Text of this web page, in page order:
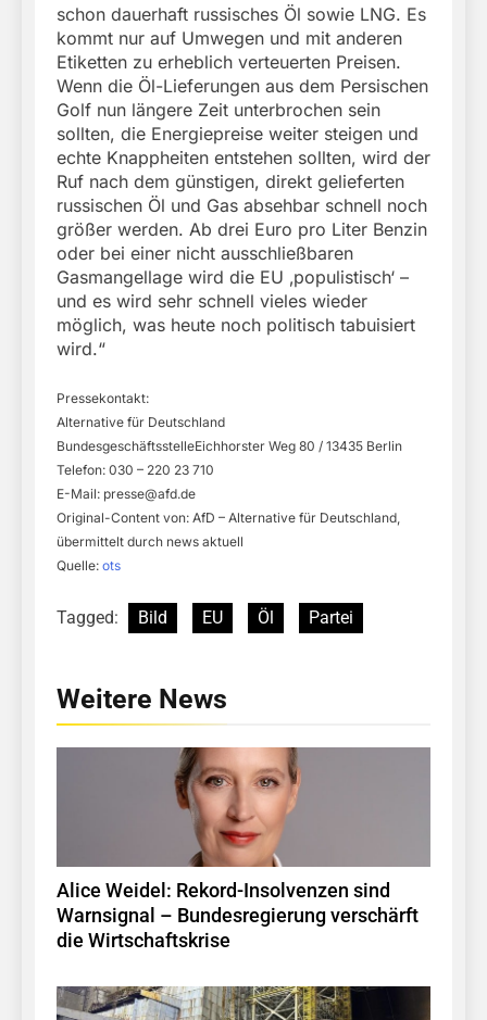
schon dauerhaft russisches Öl sowie LNG. Es
kommt nur auf Umwegen und mit anderen
Etiketten zu erheblich verteuerten Preisen.
Wenn die Öl-Lieferungen aus dem Persischen
Golf nun längere Zeit unterbrochen sein
sollten, die Energiepreise weiter steigen und
echte Knappheiten entstehen sollten, wird der
Ruf nach dem günstigen, direkt gelieferten
russischen Öl und Gas absehbar schnell noch
größer werden. Ab drei Euro pro Liter Benzin
oder bei einer nicht ausschließbaren
Gasmangellage wird die EU ‚populistisch‘ –
und es wird sehr schnell vieles wieder
möglich, was heute noch politisch tabuisiert
wird.“
Pressekontakt:
Alternative für Deutschland
BundesgeschäftsstelleEichhorster Weg 80 / 13435 Berlin
Telefon: 030 – 220 23 710
E-Mail: presse@afd.de
Original-Content von: AfD – Alternative für Deutschland,
übermittelt durch news aktuell
Quelle: ots
Tagged: Bild EU Öl Partei
Weitere News
Alice Weidel: Rekord-Insolvenzen sind
Warnsignal – Bundesregierung verschärft
die Wirtschaftskrise